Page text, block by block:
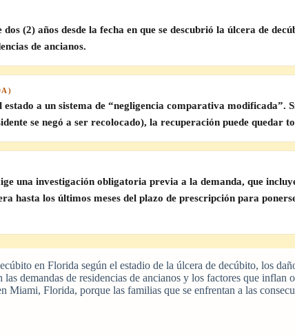
dos (2) años desde la fecha en que se descubrió la úlcera de
de ancianos.
a un sistema de “negligencia comparativa modificada”.
se negó a ser recolocado), la recuperación puede quedar
una investigación obligatoria previa a la demanda, que
hasta los últimos meses del plazo de prescripción para
en Florida según el estadio de la úlcera de decúbito, los
demandas de residencias de ancianos y los factores que
Florida, porque las familias que se enfrentan a las